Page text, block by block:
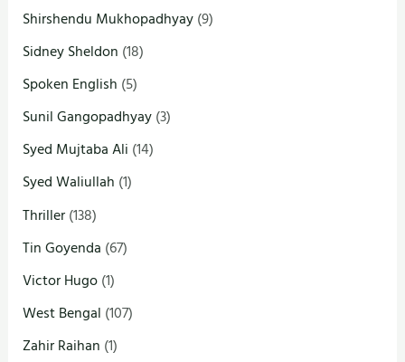
Shirshendu Mukhopadhyay(9)
Sidney Sheldon (18)
Spoken English (5)
Sunil Gangopadhyay(3)
Syed Mujtaba Ali (14)
Syed Waliullah (1)
Thriller(138)
Tin Goyenda (67)
Victor Hugo(1)
West Bengal (107)
Zahir Raihan (1)